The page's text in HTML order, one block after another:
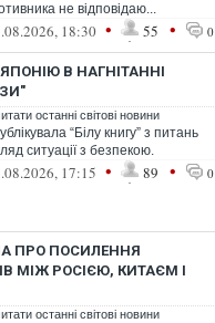
не відповідаю...
18:30 • 55 • 0
В НАГНІТАННІ
останні світові новини
“Білу книгу” з питань
ситуації з безпекою.
17:15 • 89 • 0
ПРО ПОСИЛЕННЯ
МІЖ РОСІЄЮ, КИТАЄМ І
останні світові новини